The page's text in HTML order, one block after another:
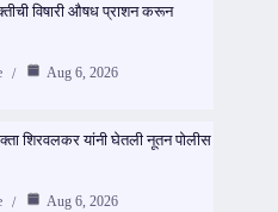
विषारी औषध प्राशन करून
Aug 6, 2026
शिरवलकर यांनी घेतली नूतन पोलीस
Aug 6, 2026